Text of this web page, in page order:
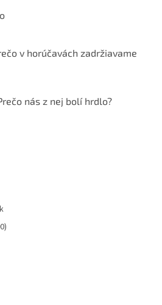
v horúčavách zadržiavame
nás z nej bolí hrdlo?